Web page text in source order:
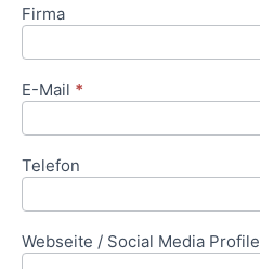
Firma
E-Mail *
Telefon
Webseite / Social Media Profile